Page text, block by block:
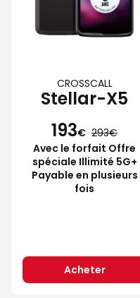
CROSSCALL
Stellar-X5
193€ 293
Avec le forfait Offre
spéciale Illimité 5G+
Payable en plusieurs
fois
Acheter